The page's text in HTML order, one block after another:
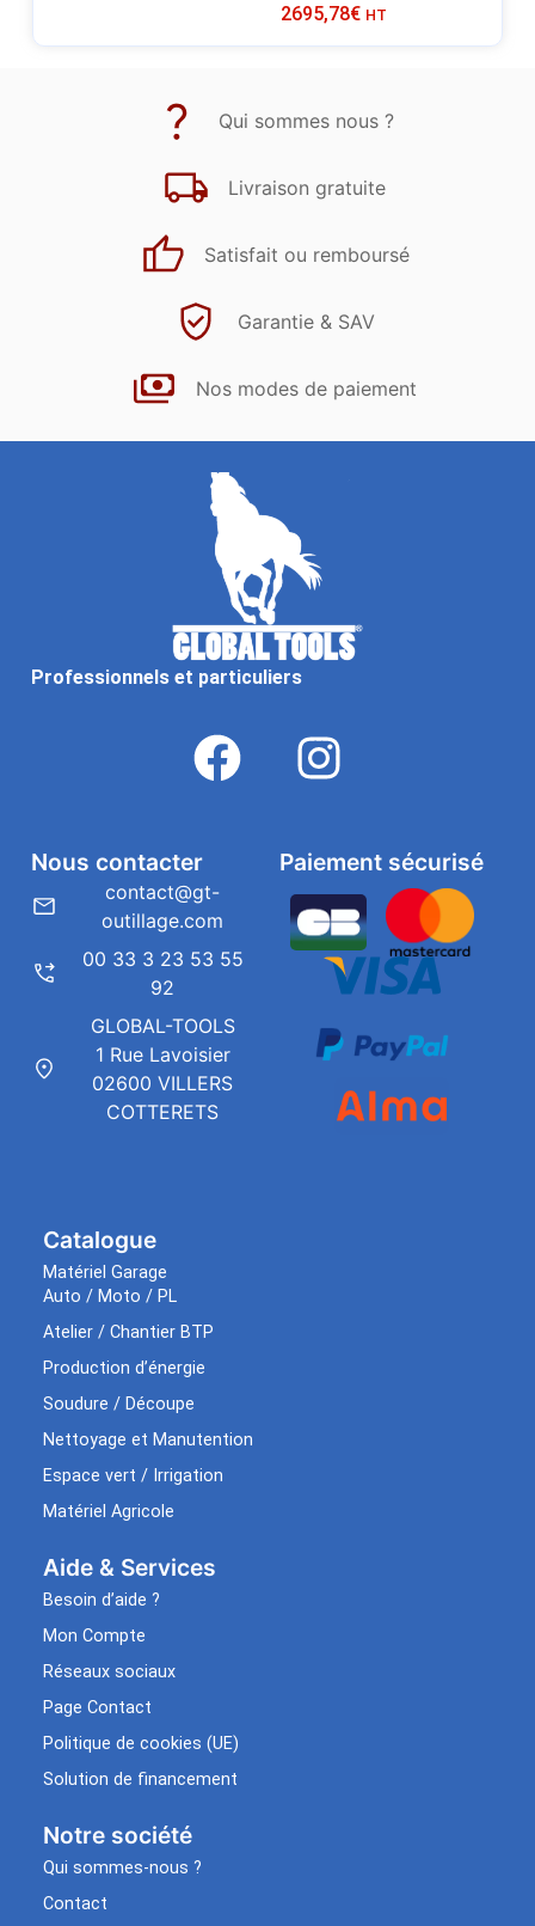
2695,78€ HT
Qui sommes nous ?
Livraison gratuite
Satisfait ou remboursé
Garantie & SAV
Nos modes de paiement
Professionnels et particuliers
Catalogue
Matériel Garage
Auto / Moto / PL
Atelier / Chantier BTP
Production d’énergie
Soudure / Découpe
Nettoyage et Manutention
Espace vert / Irrigation
Matériel Agricole
Aide & Services​
Besoin d’aide ?
Mon Compte
Réseaux sociaux
Page Contact
Politique de cookies (UE)
Solution de financement
Notre société
Qui sommes-nous ?
Contact
Paiement sécurisé
Nous contacter
contact@gt-
outillage.com
00 33 3 23 53 55
92
GLOBAL-TOOLS
1 Rue Lavoisier
02600 VILLERS
COTTERETS